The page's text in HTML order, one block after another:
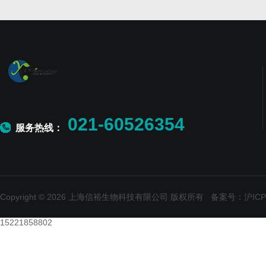
服务热线： 021-60526354
Copyright © 2026 上海信裕生物科技有限公司 版权所有 备案号：沪
15221858802